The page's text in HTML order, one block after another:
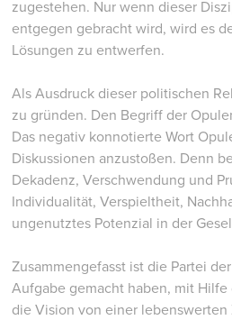
zugestehen. Nur wenn dieser
entgegen gebracht wird, wird es
Lösungen zu entwerfen.
Als Ausdruck dieser politischen
zu gründen. Den Begriff der
Das negativ konnotierte Wort
Diskussionen anzustoßen. Denn
Dekadenz, Verschwendung und
Individualität, Verspieltheit,
ungenutztes Potenzial in der
Zusammengefasst ist die Partei
Aufgabe gemacht haben, mit
die Vision von einer